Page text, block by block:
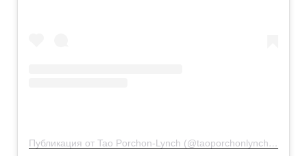
Публикация от Tao Porchon-Lynch (@taoporchonlynch100)